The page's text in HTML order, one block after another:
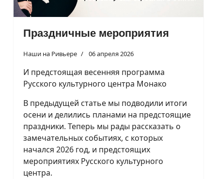
Праздничные мероприятия
Наши на Ривьере 06 апреля 2026
И предстоящая весенняя программа
Русского культурного центра Монако
В предыдущей статье мы подводили итоги
осени и делились планами на предстоящие
праздники. Теперь мы рады рассказать о
замечательных событиях, с которых
начался 2026 год, и предстоящих
мероприятиях Русского культурного
центра.